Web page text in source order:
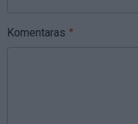
Komentaras